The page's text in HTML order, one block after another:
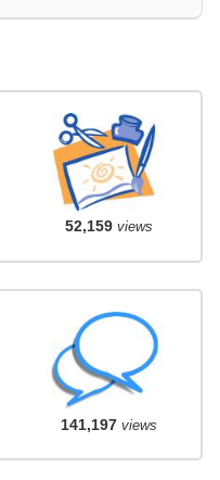
52,159views
141,197views